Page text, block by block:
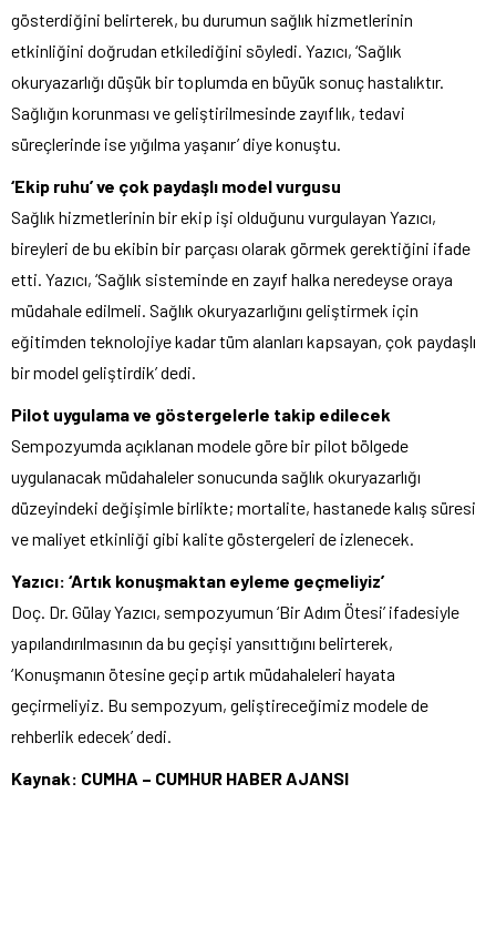
gösterdiğini belirterek, bu durumun sağlık hizmetlerinin
etkinliğini doğrudan etkilediğini söyledi. Yazıcı, ‘Sağlık
okuryazarlığı düşük bir toplumda en büyük sonuç hastalıktır.
Sağlığın korunması ve geliştirilmesinde zayıflık, tedavi
süreçlerinde ise yığılma yaşanır’ diye konuştu.
‘Ekip ruhu’ ve çok paydaşlı model vurgusu
Sağlık hizmetlerinin bir ekip işi olduğunu vurgulayan Yazıcı,
bireyleri de bu ekibin bir parçası olarak görmek gerektiğini ifade
etti. Yazıcı, ‘Sağlık sisteminde en zayıf halka neredeyse oraya
müdahale edilmeli. Sağlık okuryazarlığını geliştirmek için
eğitimden teknolojiye kadar tüm alanları kapsayan, çok paydaşlı
bir model geliştirdik’ dedi.
Pilot uygulama ve göstergelerle takip edilecek
Sempozyumda açıklanan modele göre bir pilot bölgede
uygulanacak müdahaleler sonucunda sağlık okuryazarlığı
düzeyindeki değişimle birlikte; mortalite, hastanede kalış süresi
ve maliyet etkinliği gibi kalite göstergeleri de izlenecek.
Yazıcı: ‘Artık konuşmaktan eyleme geçmeliyiz’
Doç. Dr. Gülay Yazıcı, sempozyumun ‘Bir Adım Ötesi’ ifadesiyle
yapılandırılmasının da bu geçişi yansıttığını belirterek,
‘Konuşmanın ötesine geçip artık müdahaleleri hayata
geçirmeliyiz. Bu sempozyum, geliştireceğimiz modele de
rehberlik edecek’ dedi.
Kaynak: CUMHA – CUMHUR HABER AJANSI